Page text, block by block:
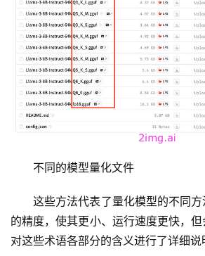
不同的模型量化文件
这些方法代表了量化模型的不同
的精度，使其更小、运行速度更快，
对这些术语各部分的含义进行了详细说